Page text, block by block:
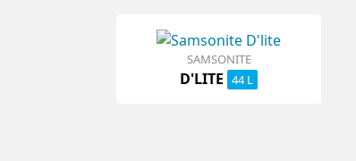
SAMSONITE
D'LITE 44 L